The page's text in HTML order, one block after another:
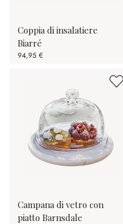
Coppia di insalatiere
Biarré
94,95 €
Campana di vetro con
piatto Barnsdale